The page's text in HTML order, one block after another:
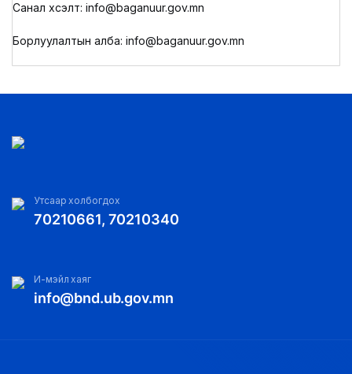
Санал хүсэлт: info@baganuur.gov.mn
Борлуулалтын алба: info@baganuur.gov.mn
Утсаар холбогдох
70210661, 70210340
И-мэйл хаяг
info@bnd.ub.gov.mn